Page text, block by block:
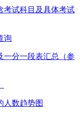
考试科目及具体考试
询
一分一段表汇总（参
人数趋势图